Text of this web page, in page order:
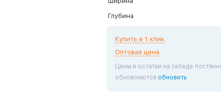
Глубина
Купить в 1 клик
Оптовая цена
Цены и остатки на складе
обновляются обновить